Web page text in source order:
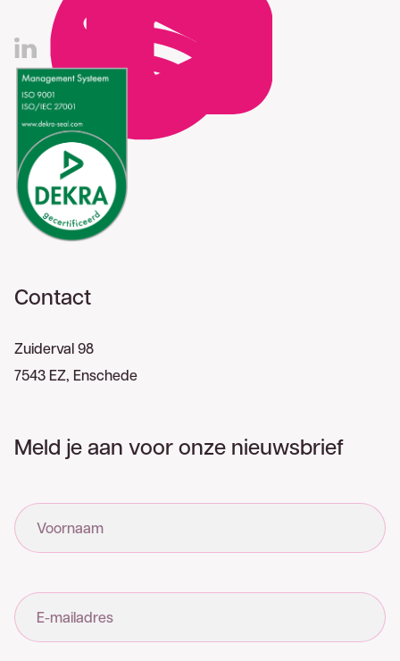
Contact
Zuiderval 98
7543 EZ, Enschede
Meld je aan voor onze nieuwsbrief
Voornaam
E-mailadres